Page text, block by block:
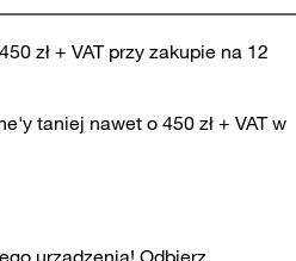
zł + VAT przy zakupie na 12
taniej nawet o 450 zł + VAT w
urządzenia! Odbierz